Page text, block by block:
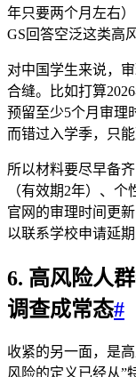
年只要两个月左右
GS回答空泛这类高
对中国学生来说，
合缝。比如打算
预留至少5个月审理
而错过入学季，只能
所以材料要尽早备
（有效期2年）、
官网的审理时间更
以联系学校申请延
6. 高风险人
调查成常态#
收紧的另一面，是
风险的定义已经从”